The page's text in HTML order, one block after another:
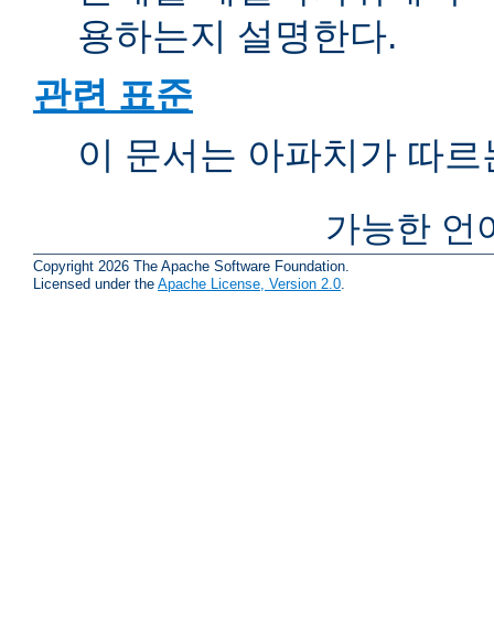
용하는지 설명한다.
관련 표준
이 문서는 아파치가 따
가능한 언
Copyright 2026 The Apache Software Foundation.
Licensed under the Apache License, Version 2.0